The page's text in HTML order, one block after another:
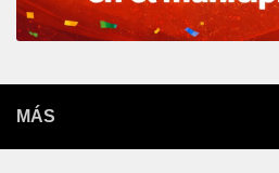
MÁS